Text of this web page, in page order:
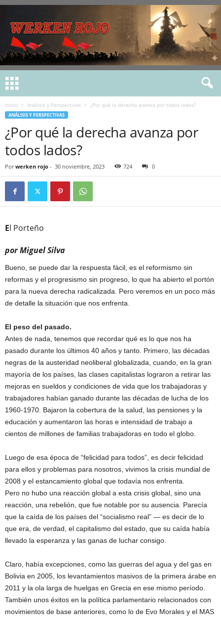
Inicio Análisis y Perspectivas ¿Por qué la derecha avanza por todos lados?
ANÁLISIS Y PERSPECTIVAS
¿Por qué la derecha avanza por
todos lados?
Por werken rojo - 30 noviembre, 2023 724 0
El Porteño
por Miguel Silva
Bueno, se puede dar la respuesta fácil, es el reformismo sin
reformas y el progresismo sin progreso, lo que ha abierto el portón
para la nueva derecha radicalizada. Pero veremos en un poco más
de detalle la situación que nos enfrenta.
El peso del pasado.
Antes de nada, tenemos que recordar qué es lo que nos ha
pasado durante los últimos 40 años y tanto. Primero, las décadas
negras de la austeridad neoliberal globalizada, cuando, en la gran
mayoría de los países, las clases capitalistas lograron a retirar las
mejoras en sueldos y condiciones de vida que los trabajadoras y
trabajadores habían ganado durante las décadas de lucha de los
1960-1970. Bajaron la cobertura de la salud, las pensiones y la
educación y aumentaron las horas e intensidad de trabajo a
cientos de millones de familias trabajadoras en todo el globo.
Luego de esa época de “felicidad para todos”, es decir felicidad
para ellos y problemas para nosotros, vivimos la crisis mundial de
2008 y el estancamiento global que todavía nos enfrenta.
Pero no hubo una reacción global a esta crisis global, sino una
reacción, una rebelión, que fue notable por su ausencia. Parecía
que la caída de los países del “socialismo real” — es decir de lo
que era, de verdad, el capitalismo del estado, que su caída había
llevado la esperanza y las ganas de luchar consigo.
Claro, había excepciones, como las guerras del agua y del gas en
Bolivia en 2005, los levantamientos masivos de la primera árabe en
2011 y la ola larga de huelgas en Grecia en ese mismo período.
También unos éxitos en la política parlamentario relacionados con
movimientos de base anteriores, como lo de Evo Morales y el MAS